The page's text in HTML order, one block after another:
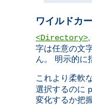
ワイルドカ
<Directory>
字は任意の文
ん。 明示的に
これより柔軟
選択するのに
変化するか把